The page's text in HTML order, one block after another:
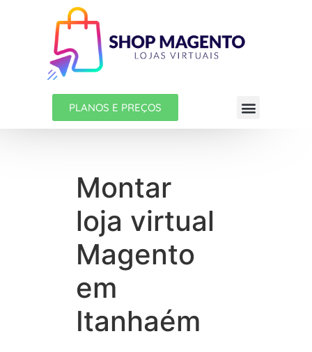
PLANOS E PREÇOS
Montar
loja virtual
Magento
em
Itanhaém